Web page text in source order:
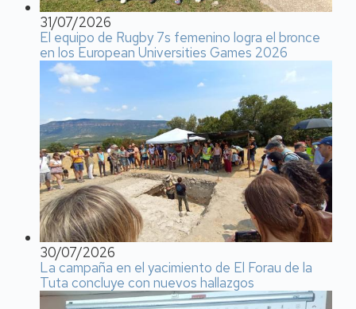
31/07/2026
El equipo de Rugby 7s femenino logra el bronce
en los European Universities Games 2026
30/07/2026
La campaña en el yacimiento de El Forau de la
Tuta concluye con nuevos hallazgos